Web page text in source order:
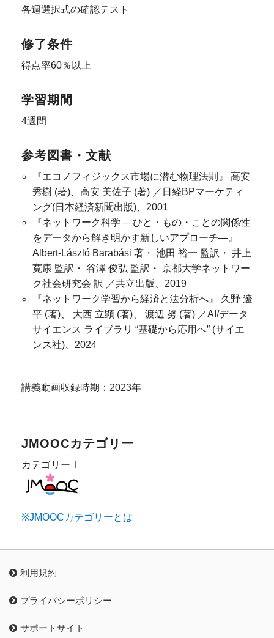
各週選択式の確認テスト
修了条件
得点率60％以上
学習期間
4週間
参考図書・文献
『エコノフィジックス市場に潜む物理法則』 高安
秀樹 (著)、高安 美佐子 (著) ／日経BPマーケティ
ング(日本経済新聞出版)、2001
『ネットワーク科学 ―ひと・もの・ことの関係性
をデータから解き明かす新しいアプローチ―』
Albert-László Barabási 著・ 池田 裕一 監訳・ 井上
寛康 監訳・ 谷澤 俊弘 監訳・ 京都大学ネットワー
ク社会研究会 訳 ／共立出版、2019
『ネットワーク学習から経済と法分析へ』 久野 遼
平 (著)、 大西 立顕 (著)、 渡辺 努 (著) ／AI/データ
サイエンス ライブラリ “基礎から応用へ” (サイエ
ンス社)、2024
講義動画収録時期：2023年
JMOOCカテゴリー
カテゴリーⅠ
※JMOOCカテゴリーとは
利用規約
プライバシーポリシー
サポートサイト